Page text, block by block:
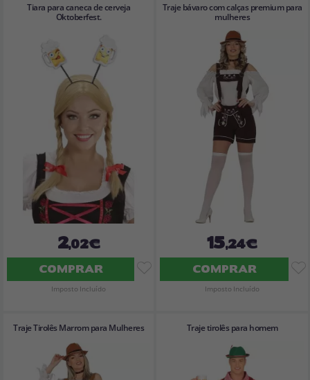
Tiara para caneca de cerveja
Oktoberfest.
2,02€
COMPRAR
Imposto Incluído
Traje bávaro com calças premium para
mulheres
15,24€
COMPRAR
Imposto Incluído
Traje Tirolês Marrom para Mulheres Traje tirolês para homem